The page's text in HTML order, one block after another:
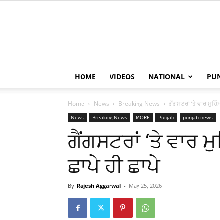
HOME VIDEOS NATIONAL
Home News Breaking News ਗੈਂਗਸਟਰਾਂ ‘ਤੇ ਵਾਰ
News Breaking News MORE Punjab punjab news
ਗੈਂਗਸਟਰਾਂ ‘ਤੇ ਵਾਰ
ਛਾਪੇ ਹੀ ਛਾਪੇ
By Rajesh Aggarwal - May 25, 2026